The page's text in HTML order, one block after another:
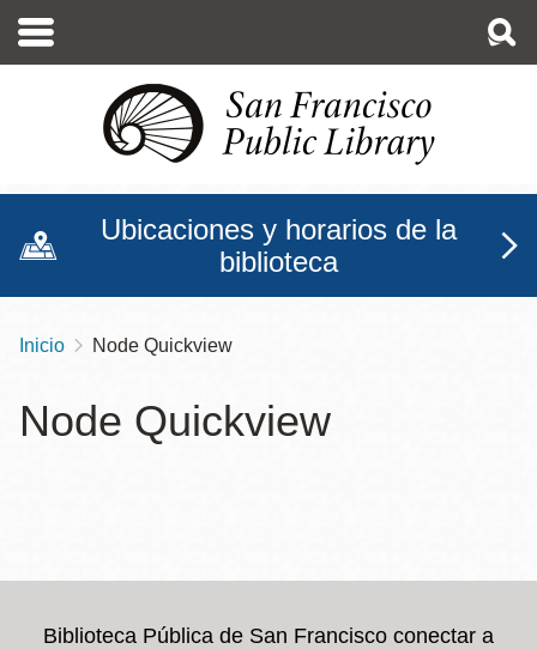
contenido
Ubicaciones y horarios de la
biblioteca
Sobrescribir
de
navegación
Inicio Node Quickview
Node Quickview
Biblioteca Pública de San Francisco conectar a